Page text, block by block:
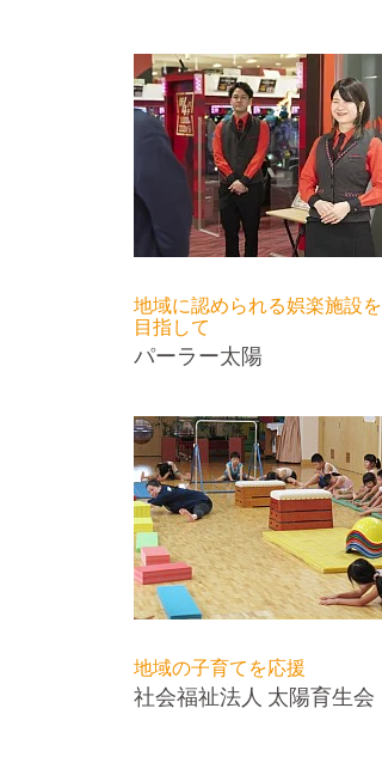
地域に認められる娯楽施設を
目指して
パーラー太陽
地域の子育てを応援
社会福祉法人 太陽育生会